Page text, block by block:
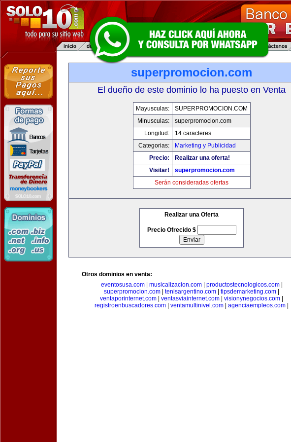
superpromocion.com
El dueño de este dominio lo ha puesto en Venta
Mayusculas:
SUPERPROMOCION.COM
Minusculas:
superpromocion.com
Longitud:
14 caracteres
Categorias:
Marketing y Publicidad
Precio:
Realizar una oferta!
Visitar!
superpromocion.com
Serán consideradas ofertas
Realizar una Oferta
Precio Ofrecido $
Otros dominios en venta:
eventosusa.com| musicalizacion.com| productostecnologicos.com|
superpromocion.com
tenisargentino.com tipsdemarketing.com
ventaporinternet.com
ventasviainternet.com visionynegocios.com
registroenbuscadores.com
ventamultinivel.com agenciaempleos.com